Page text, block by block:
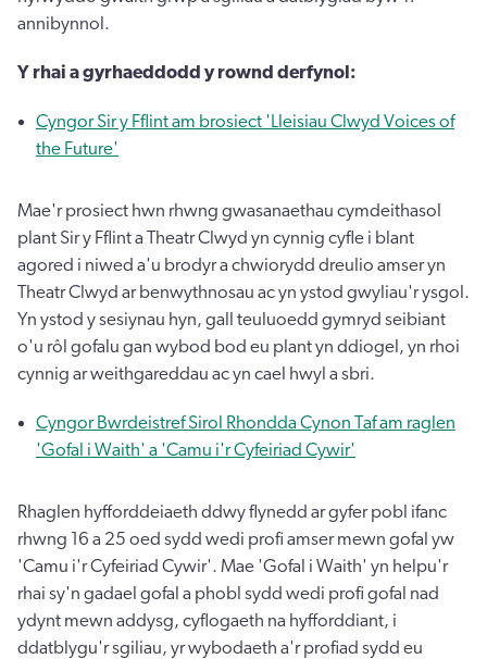
annibynnol.
Y rhai a gyrhaeddodd y rownd derfynol:
Cyngor Sir y Fflint am brosiect 'Lleisiau Clwyd Voices of
the Future'
Mae'r prosiect hwn rhwng gwasanaethau cymdeithasol
plant Sir y Fflint a Theatr Clwyd yn cynnig cyfle i blant
agored i niwed a'u brodyr a chwiorydd dreulio amser yn
Theatr Clwyd ar benwythnosau ac yn ystod gwyliau'r ysgol.
Yn ystod y sesiynau hyn, gall teuluoedd gymryd seibiant
o'u rôl gofalu gan wybod bod eu plant yn ddiogel, yn rhoi
cynnig ar weithgareddau ac yn cael hwyl a sbri.
Cyngor Bwrdeistref Sirol Rhondda Cynon Taf am raglen
'Gofal i Waith' a 'Camu i'r Cyfeiriad Cywir'
Rhaglen hyfforddeiaeth ddwy flynedd ar gyfer pobl ifanc
rhwng 16 a 25 oed sydd wedi profi amser mewn gofal yw
'Camu i'r Cyfeiriad Cywir'. Mae 'Gofal i Waith' yn helpu'r
rhai sy'n gadael gofal a phobl sydd wedi profi gofal nad
ydynt mewn addysg, cyflogaeth na hyfforddiant, i
ddatblygu'r sgiliau, yr wybodaeth a'r profiad sydd eu